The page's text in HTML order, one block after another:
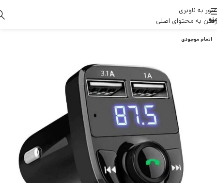
عبور به ناوبری
رفتن به محتوای اصلی
اتمام موجودی